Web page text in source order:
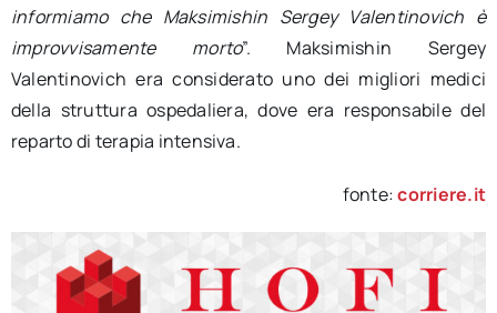
informiamo che Maksimishin Sergey Valentinovich è
improvvisamente morto”. Maksimishin Sergey
Valentinovich era considerato uno dei migliori medici
della struttura ospedaliera, dove era responsabile del
reparto di terapia intensiva.
fonte:corriere.it